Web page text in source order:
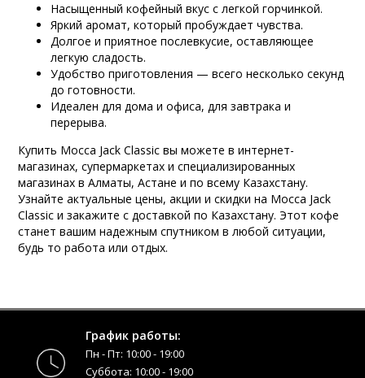
Насыщенный кофейный вкус с легкой горчинкой.
Яркий аромат, который пробуждает чувства.
Долгое и приятное послевкусие, оставляющее
легкую сладость.
Удобство приготовления — всего несколько секунд
до готовности.
Идеален для дома и офиса, для завтрака и
перерыва.
Купить Mocca Jack Classic вы можете в интернет-
магазинах, супермаркетах и специализированных
магазинах в Алматы, Астане и по всему Казахстану.
Узнайте актуальные цены, акции и скидки на Mocca Jack
Classic и закажите с доставкой по Казахстану. Этот кофе
станет вашим надежным спутником в любой ситуации,
будь то работа или отдых.
График работы:
Пн - Пт: 10:00 - 19:00
Суббота: 10:00 - 19:00